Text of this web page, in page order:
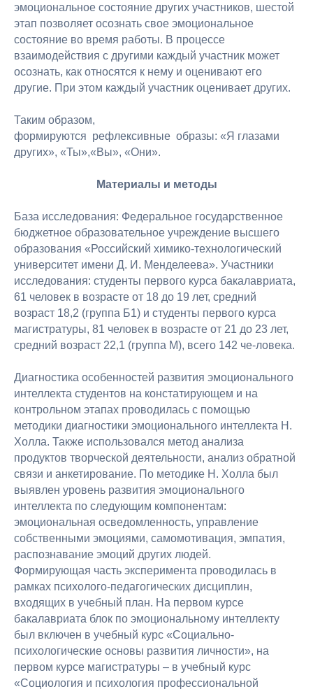
эмоциональное состояние других участников, шестой
этап позволяет осознать свое эмоциональное
состояние во время работы. В процессе
взаимодействия с другими каждый участник может
осознать, как относятся к нему и оценивают его
другие. При этом каждый участник оценивает других.
Таким образом,
формируются рефлексивные образы: «Я глазами
других», «Ты»,«Вы», «Они».
Материалы и методы
База исследования: Федеральное государственное
бюджетное образовательное учреждение высшего
образования «Российский химико-технологический
университет имени Д. И. Менделеева». Участники
исследования: студенты первого курса бакалавриата,
61 человек в возрасте от 18 до 19 лет, средний
возраст 18,2 (группа Б1) и студенты первого курса
магистратуры, 81 человек в возрасте от 21 до 23 лет,
средний возраст 22,1 (группа М), всего 142 че-ловека.
Диагностика особенностей развития эмоционального
интеллекта студентов на констатирующем и на
контрольном этапах проводилась с помощью
методики диагностики эмоционального интеллекта Н.
Холла. Также использовался метод анализа
продуктов творческой деятельности, анализ обратной
связи и анкетирование. По методике Н. Холла был
выявлен уровень развития эмоционального
интеллекта по следующим компонентам:
эмоциональная осведомленность, управление
собственными эмоциями, самомотивация, эмпатия,
распознавание эмоций других людей.
Формирующая часть эксперимента проводилась в
рамках психолого-педагогических дисциплин,
входящих в учебный план. На первом курсе
бакалавриата блок по эмоциональному интеллекту
был включен в учебный курс «Социально-
психологические основы развития личности», на
первом курсе магистратуры – в учебный курс
«Социология и психология профессиональной